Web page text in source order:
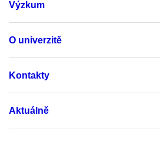
Výzkum
O univerzitě
Kontakty
Aktuálně